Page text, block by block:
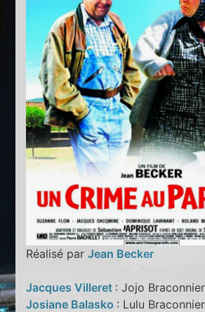
Réalisé parJean Becker
Jacques Villeret : Jojo Braconnier
Josiane Balasko : Lulu Braconnier